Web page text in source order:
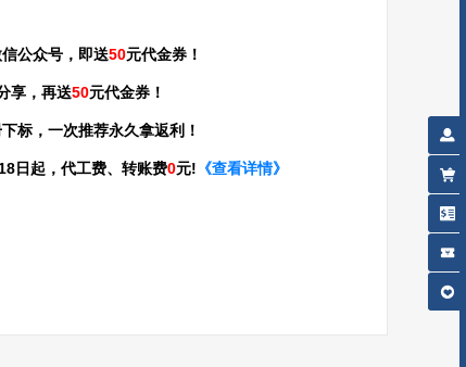
公众号，即送50元代金券！
享，再送50元代金券！
标，一次推荐永久拿返利！
日起，代工费、转账费0元! 《查看详情》